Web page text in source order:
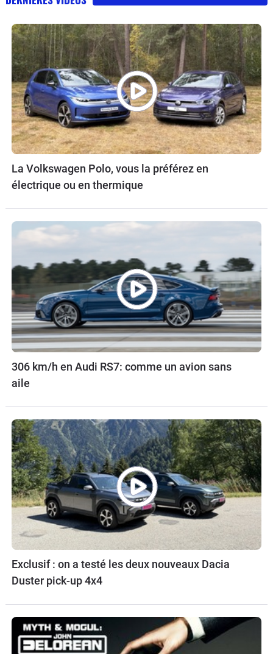
La Volkswagen Polo, vous la préférez en
électrique ou en thermique
306 km/h en Audi RS7: comme un avion sans
aile
Exclusif : on a testé les deux nouveaux Dacia
Duster pick-up 4x4